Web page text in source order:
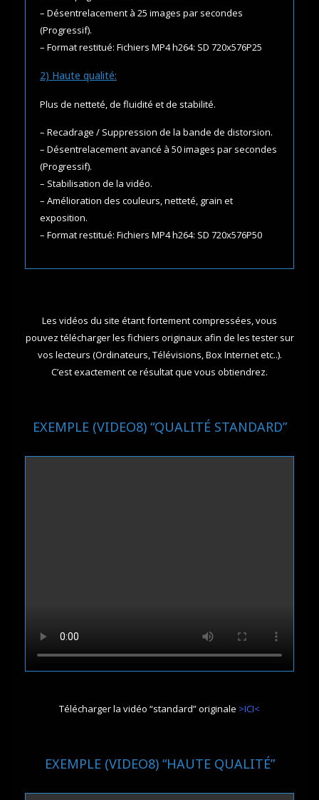
– Désentrelacement à 25 images par secondes
(Progressif).
– Format restitué: Fichiers MP4 h264: SD 720x576P25
2) Haute qualité:
Plus de netteté, de fluidité et de stabilité.
– Recadrage / Suppression de la bande de distorsion.
– Désentrelacement avancé à 50 images par secondes
(Progressif).
– Stabilisation de la vidéo.
– Amélioration des couleurs, netteté, grain et
exposition.
– Format restitué: Fichiers MP4 h264: SD 720x576P50
Les vidéos du site étant fortement compressées, vous
pouvez télécharger les fichiers originaux afin de les tester sur
vos lecteurs (Ordinateurs, Télévisions, Box Internet etc..).
C’est exactement ce résultat que vous obtiendrez.
EXEMPLE (VIDEO8) “QUALITÉ STANDARD”
Télécharger la vidéo “standard” originale >ICI<
EXEMPLE (VIDEO8) “HAUTE QUALITÉ”